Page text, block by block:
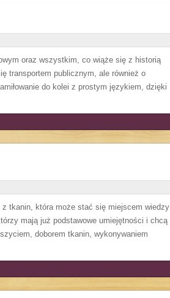
oraz wszystkim, co wiąże się z historią
transportem publicznym, ale również o
do kolei z prostym językiem, dzięki
tkanin, która może stać się miejscem wiedzy
mają już podstawowe umiejętności i chcą
doborem tkanin, wykonywaniem